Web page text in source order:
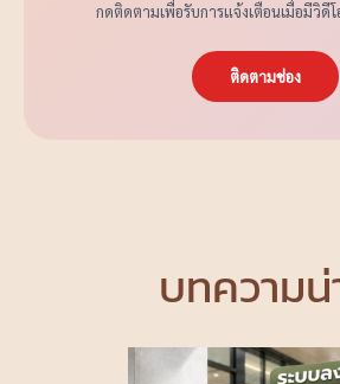
กดติดตามเพื่อรับการแจ้งเตือนเมื่อมีวิดี
ติดตามช่อง
บทความน่